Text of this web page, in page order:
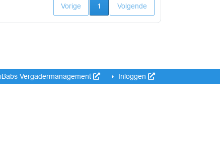
Vorige 1 Huidige pagina
Volgende
iBabs Vergadermanagement Inloggen